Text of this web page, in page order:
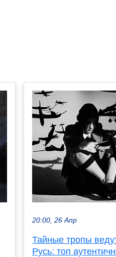
20:00, 26 Апр
Тайные тропы
Русь: топ